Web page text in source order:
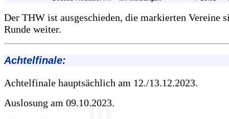
Der THW ist ausgeschieden, die markierten Vereine
Runde weiter.
Achtelfinale:
Achtelfinale hauptsächlich am 12./13.12.2023.
Auslosung am 09.10.2023.